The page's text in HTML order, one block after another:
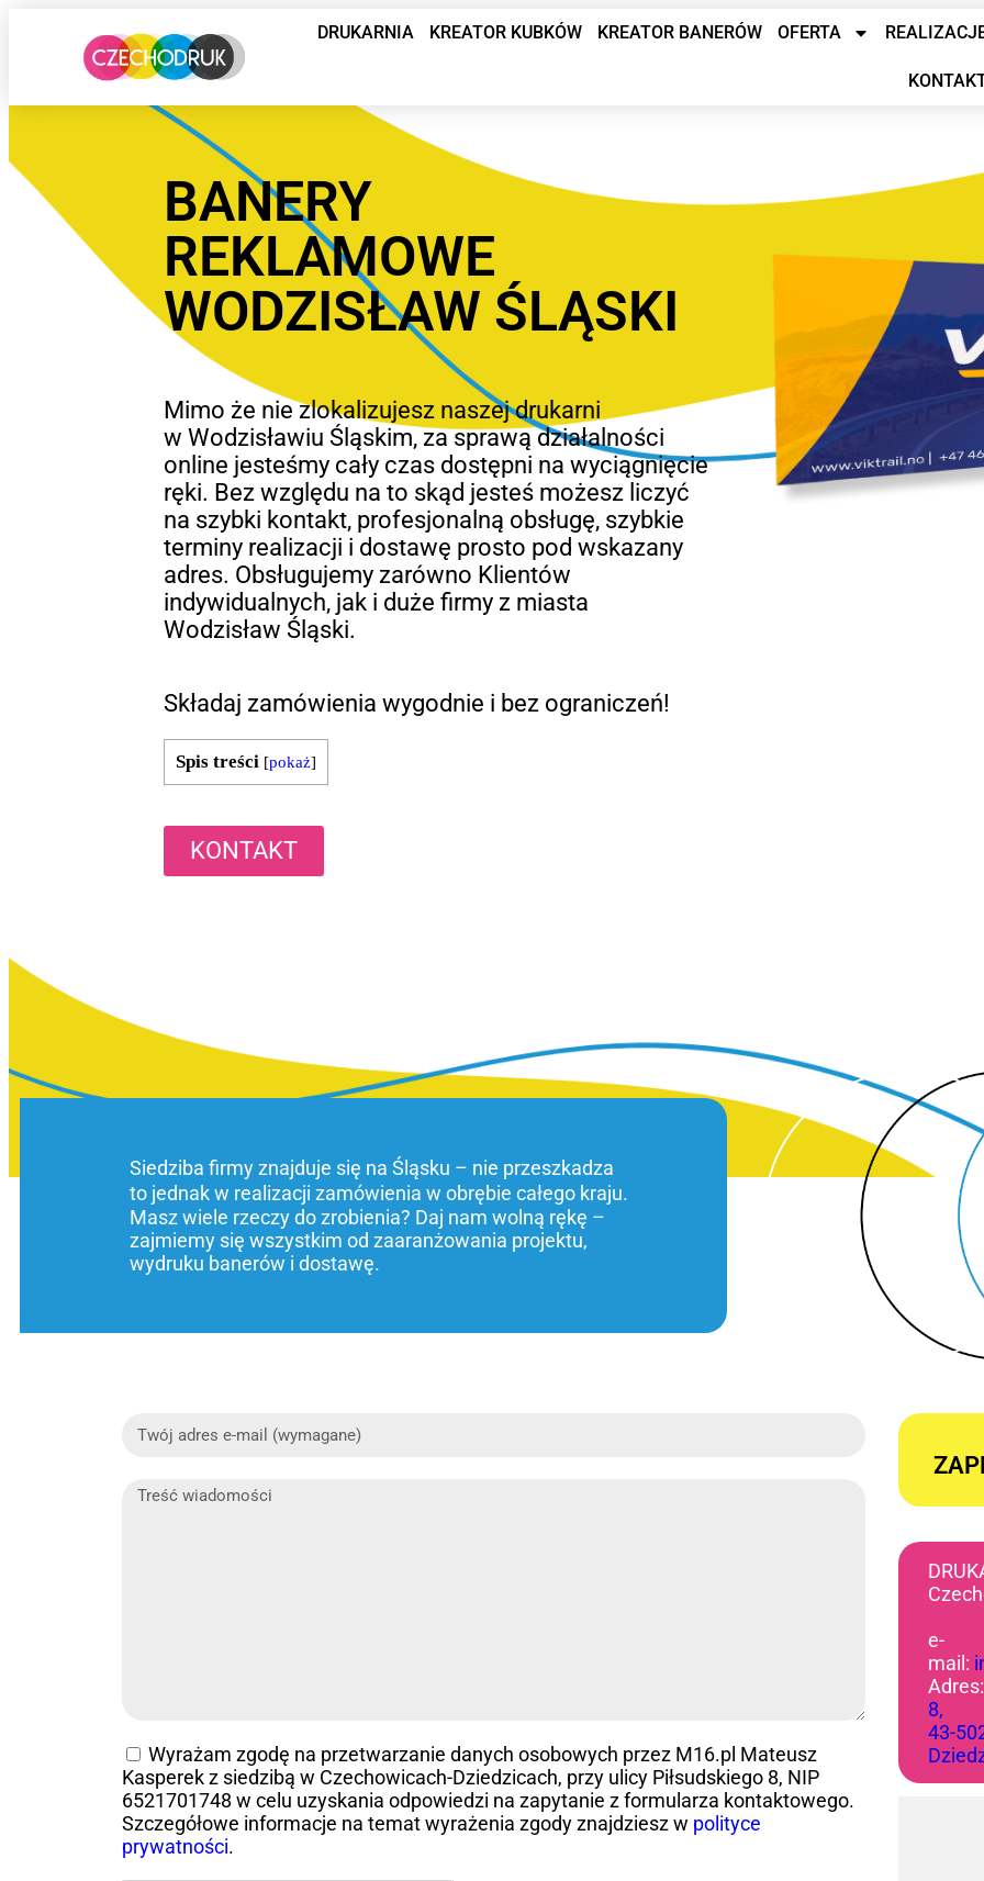
DRUKARNIA KREATOR KUBKÓW KREATOR BANERÓW OFERTA
BANERY
REKLAMOWE
WODZISŁAW ŚLĄSKI
Mimo że nie zlokalizujesz naszej drukarni
w Wodzisławiu Śląskim, za sprawą działalności
online jesteśmy cały czas dostępni na wyciągnięcie
ręki. Bez względu na to skąd jesteś możesz liczyć
na szybki kontakt, profesjonalną obsługę, szybkie
terminy realizacji i dostawę prosto pod wskazany
adres. Obsługujemy zarówno Klientów
indywidualnych, jak i duże firmy z miasta
Wodzisław Śląski.
Składaj zamówienia wygodnie i bez ograniczeń!
Spis treści [pokaż]
KONTAKT
Siedziba firmy znajduje się na Śląsku – nie przeszkadza
to jednak w realizacji zamówienia w obrębie całego kraju.
Masz wiele rzeczy do zrobienia? Daj nam wolną rękę –
zajmiemy się wszystkim od zaaranżowania projektu,
wydruku banerów i dostawę.
Wyrażam zgodę na przetwarzanie danych osobowych przez M16.pl Mateusz
Kasperek z siedzibą w Czechowicach-Dziedzicach, przy ulicy Piłsudskiego 8, NIP
6521701748 w celu uzyskania odpowiedzi na zapytanie z formularza kontaktowego.
Szczegółowe informacje na temat wyrażenia zgody znajdziesz w polityce
prywatności.
e-
mail:
Adres:
8,
43-